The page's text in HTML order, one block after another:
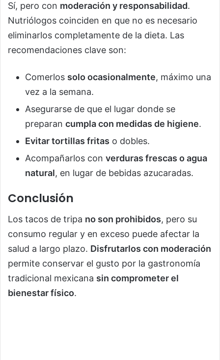
Sí, pero con moderación y responsabilidad.
Nutriólogos coinciden en que no es necesario
eliminarlos completamente de la dieta. Las
recomendaciones clave son:
Comerlos solo ocasionalmente, máximo una
vez a la semana.
Asegurarse de que el lugar donde se
preparan cumpla con medidas de higiene.
Evitar tortillas fritas o dobles.
Acompañarlos con verduras frescas o agua
natural, en lugar de bebidas azucaradas.
Conclusión
Los tacos de tripa no son prohibidos, pero su
consumo regular y en exceso puede afectar la
salud a largo plazo. Disfrutarlos con moderación
permite conservar el gusto por la gastronomía
tradicional mexicana sin comprometer el
bienestar físico.